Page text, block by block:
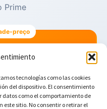
tecnologías como las cookies
del dispositivo. El consentimiento
datos como el comportamiento de
sitio. No consentir o retirar el
Prime
preço